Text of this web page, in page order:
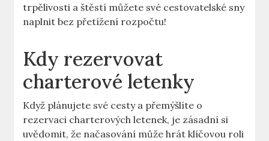
trpělivosti a štěstí můžete své cestovatelské sny
naplnit bez přetížení rozpočtu!
Kdy rezervovat
charterové letenky
Když plánujete své cesty a přemýšlíte o
rezervaci charterových letenek, je zásadní si
uvědomit, že načasování může hrát klíčovou roli